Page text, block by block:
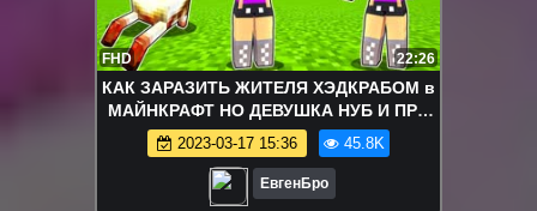
FHD 22:26
КАК ЗАРАЗИТЬ ЖИТЕЛЯ ХЭДКРАБОМ в
МАЙНКРАФТ НО ДЕВУШКА НУБ И ПРО
ВИДЕО ТРОЛЛИНГ MINECRAFT HALF
LIFE
2023-03-17 15:36 45.8K
ЕвгенБро